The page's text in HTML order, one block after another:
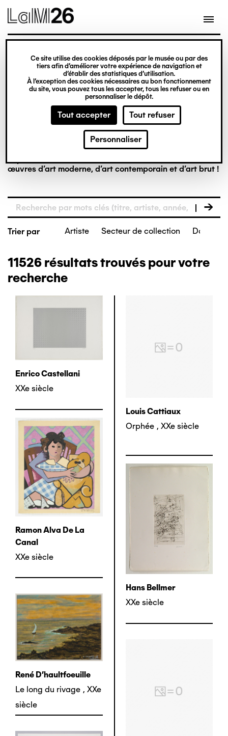
Gestion des cookies
Ce site utilise des cookies déposés par le musée ou par des
tiers afin d’améliorer votre expérience de navigation et
d’établir des statistiques d’utilisation.
À l’exception des cookies nécessaires au bon fonctionnement
du site, vous pouvez tous les accepter, tous les refuser ou en
personnaliser le dépôt.
Tout accepter Tout refuser
Personnaliser
La collection en
ligne
Riche de plus de 8 000 œuvres, la collection du LaM est
œuvres d’art moderne, d’art contemporain et d’art brut !
Trier par Artiste Secteur de collection Date de
11526 résultats trouvés pour votre
recherche
Enrico Castellani
XXe siècle
Louis Cattiaux
Orphée , XXe siècle
Ramon Alva De La
Canal
XXe siècle
Hans Bellmer
XXe siècle
René D'haultfoeuille
Le long du rivage , XXe
siècle